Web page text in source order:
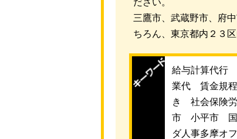
ださい。
三鷹市、武蔵野市、府
ちろん、東京都内２３
給与計算代行
業代 賃金規
き 社会保険
市 小平市 国
ダ人事多摩オ